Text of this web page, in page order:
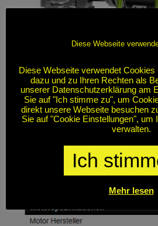
Diese Webseite
Diese Webseite verwendet
dazu und zu Ihren Rechten als
unserer Datenschutzerklärung am
Sie auf "Ich stimme zu", um
direkt unsere Webseite besuchen
Sie auf "Cookie Einstellungen", um
verwalten.
Ich
Mehr lesen